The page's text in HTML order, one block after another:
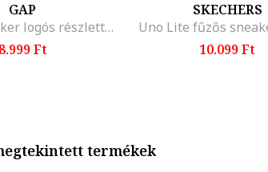
GAP
Műbőr sneaker logós részlettel, Fehér
8.999 Ft
SKECHERS
Uno Lite fűzős
10.099 Ft
termékek